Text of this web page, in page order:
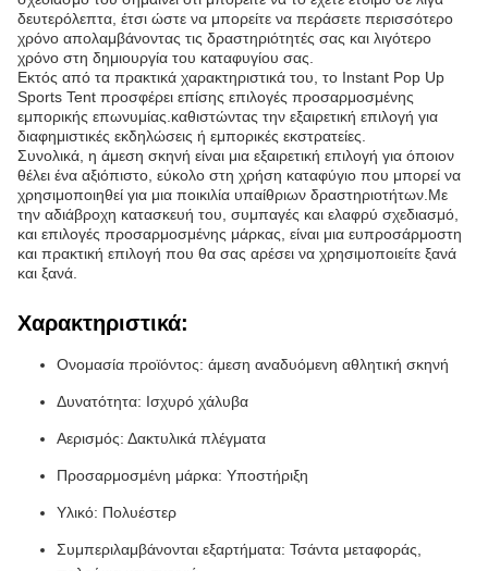
δευτερόλεπτα, έτσι ώστε να μπορείτε να περάσετε περισσότερο
χρόνο απολαμβάνοντας τις δραστηριότητές σας και λιγότερο
χρόνο στη δημιουργία του καταφυγίου σας.
Εκτός από τα πρακτικά χαρακτηριστικά του, το Instant Pop Up
Sports Tent προσφέρει επίσης επιλογές προσαρμοσμένης
εμπορικής επωνυμίας.καθιστώντας την εξαιρετική επιλογή για
διαφημιστικές εκδηλώσεις ή εμπορικές εκστρατείες.
Συνολικά, η άμεση σκηνή είναι μια εξαιρετική επιλογή για όποιον
θέλει ένα αξιόπιστο, εύκολο στη χρήση καταφύγιο που μπορεί να
χρησιμοποιηθεί για μια ποικιλία υπαίθριων δραστηριοτήτων.Με
την αδιάβροχη κατασκευή του, συμπαγές και ελαφρύ σχεδιασμό,
και επιλογές προσαρμοσμένης μάρκας, είναι μια ευπροσάρμοστη
και πρακτική επιλογή που θα σας αρέσει να χρησιμοποιείτε ξανά
και ξανά.
Χαρακτηριστικά:
Ονομασία προϊόντος: άμεση αναδυόμενη αθλητική σκηνή
Δυνατότητα: Ισχυρό χάλυβα
Αερισμός: Δακτυλικά πλέγματα
Προσαρμοσμένη μάρκα: Υποστήριξη
Υλικό: Πολυέστερ
Συμπεριλαμβάνονται εξαρτήματα: Τσάντα μεταφοράς,